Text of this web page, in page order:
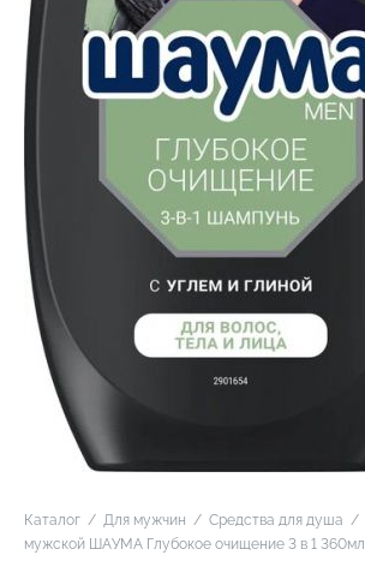
Каталог / Для мужчин / Средства для душа /
мужской ШАУМА Глубокое очищение 3 в 1 360мл